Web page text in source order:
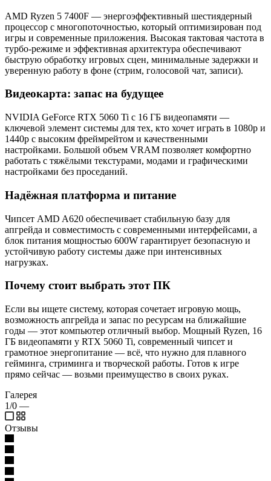
AMD Ryzen 5 7400F — энергоэффективный шестиядерный
процессор с многопоточностью, который оптимизирован под
игры и современные приложения. Высокая тактовая частота в
турбо-режиме и эффективная архитектура обеспечивают
быструю обработку игровых сцен, минимальные задержки и
уверенную работу в фоне (стрим, голосовой чат, записи).
Видеокарта: запас на будущее
NVIDIA GeForce RTX 5060 Ti с 16 ГБ видеопамяти —
ключевой элемент системы для тех, кто хочет играть в 1080p и
1440p с высоким фреймрейтом и качественными
настройками. Большой объем VRAM позволяет комфортно
работать с тяжёлыми текстурами, модами и графическими
настройками без проседаний.
Надёжная платформа и питание
Чипсет AMD A620 обеспечивает стабильную базу для
апгрейда и совместимость с современными интерфейсами, а
блок питания мощностью 600W гарантирует безопасную и
устойчивую работу системы даже при интенсивных
нагрузках.
Почему стоит выбрать этот ПК
Если вы ищете систему, которая сочетает игровую мощь,
возможность апгрейда и запас по ресурсам на ближайшие
годы — этот компьютер отличный выбор. Мощный Ryzen, 16
ГБ видеопамяти у RTX 5060 Ti, современный чипсет и
грамотное энергопитание — всё, что нужно для плавного
гейминга, стриминга и творческой работы. Готов к игре
прямо сейчас — возьми преимущество в своих руках.
Галерея
1/0 —
Отзывы